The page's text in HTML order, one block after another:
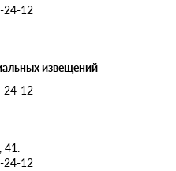
24-12
извещений
24-12
41.
24-12